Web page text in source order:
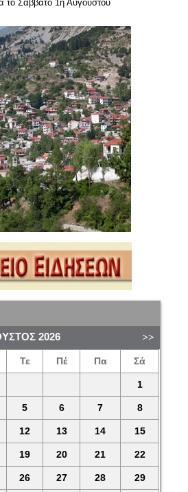
το Σάββατο 1η Αυγούστου
2026
Τε Πέ Πα Σά
1
5 6 7 8
12 13 14 15
19 20 21 22
26 27 28 29